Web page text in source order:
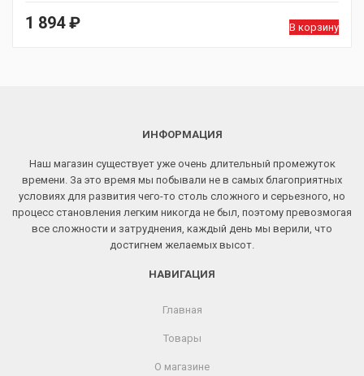
1 894₽ В корзину
ИНФОРМАЦИЯ
Наш магазин существует уже очень длительный промежуток
времени. За это время мы побывали не в самых благоприятных
условиях для развития чего-то столь сложного и серьезного, но
процесс становления легким никогда не был, поэтому превозмогая
все сложности и затруднения, каждый день мы верили, что
достигнем желаемых высот.
НАВИГАЦИЯ
Главная
Товары
О магазине